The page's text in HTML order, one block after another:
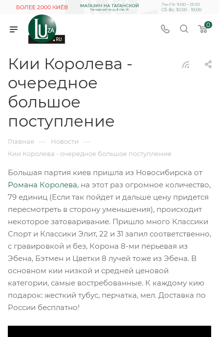
0
Кии Королева -
очередное
большое
поступление
Главная — Новости —
Кии Королева - очередное большое поступление
Большая партия киев пришла из Новосибирска от
Романа Королева, на этот раз огромное количество,
79 единиц (Если так пойдет и дальше цену придется
пересмотреть в сторону уменьшения), происходит
некоторое затоваривание. Пришло много Классики
Спорт и Классики Элит, 22 и 31 запил соответственно,
с гравировкой и без, Корона 8-ми перьевая из
Эбена, Бэтмен и Цветки 8 лучей тоже из Эбена. В
основном кии низкой и средней ценовой
категории, самые востребованные. К каждому кию
подарок: жесткий тубус, перчатка, мел. Доставка по
России бесплатно!